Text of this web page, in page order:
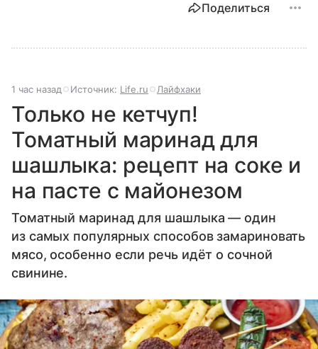
Поделиться
1 час назад Источник: Life.ru Лайфхаки
Только не кетчуп!
Томатный маринад для
шашлыка: рецепт на соке и
на пасте с майонезом
Томатный маринад для шашлыка — один
из самых популярных способов замариновать
мясо, особенно если речь идёт о сочной
свинине.